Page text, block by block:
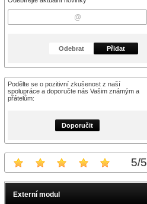
Odebrat Přidat
Podělte se o pozitivní zkušenost z naší
spolupráce a doporučte nás Vašim známým a
přátelům:
Doporučit
5/5
Externí modul